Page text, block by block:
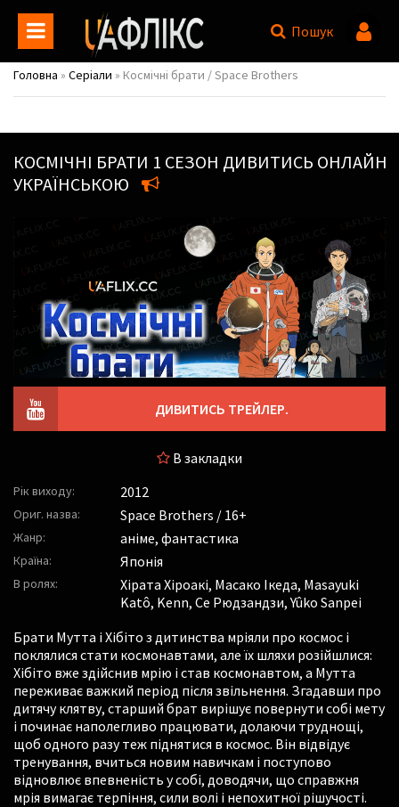
Пошук
Головна » Серіали » Космічні брати / Space Brothers
КОСМІЧНІ БРАТИ 1 СЕЗОН ДИВИТИСЬ ОНЛАЙН
УКРАЇНСЬКОЮ
ДИВИТИСЬ ТРЕЙЛЕР.
В закладки
Рік виходу: 2012
Ориг. назва: Space Brothers / 16+
Жанр: аніме, фантастика
Країна: Японія
В ролях: Хірата Хіроакі, Масако Ікеда, Masayuki
Katô, Kenn, Се Рюдзандзи,Yûko Sanpei
Брати Мутта і Хібіто з дитинства мріяли про космос і
поклялися стати космонавтами, але їх шляхи розійшлися:
Хібіто вже здійснив мрію і став космонавтом, а Мутта
переживає важкий період після звільнення. Згадавши про
дитячу клятву, старший брат вирішує повернути собі мету
і починає наполегливо працювати, долаючи труднощі,
щоб одного разу теж піднятися в космос. Він відвідує
тренування, вчиться новим навичкам і поступово
відновлює впевненість у собі, доводячи, що справжня
мрія вимагає терпіння, сили волі і непохитної рішучості.